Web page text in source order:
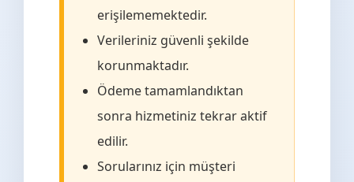
erişilememektedir.
Verileriniz güvenli şekilde
korunmaktadır.
Ödeme tamamlandıktan
sonra hizmetiniz tekrar aktif
edilir.
Sorularınız için müşteri